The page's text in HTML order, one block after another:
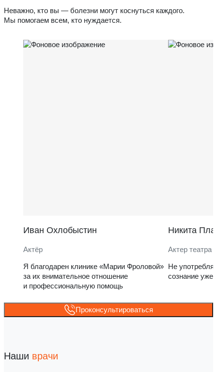
Неважно, кто вы — болезни могут коснуться каждого.
Мы помогаем всем, кто нуждается.
Иван Охлобыстин
Актёр
Я благодарен клинике «Марии Фроловой»
за их внимательное отношение
и профессиональную помощь
Никита
Актер театра
Не
сознание уже
Проконсультироваться
Наши врачи